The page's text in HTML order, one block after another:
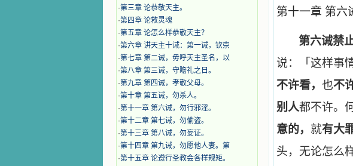
·第三章 论恭敬天主。
·第四章 论救灵魂
·第五章 论怎么样恭敬天主？
·第六章 讲天主十诫：第一诫，钦崇
·第七章 第二诫，毋呼天主圣名，以
·第八章 第三诫，守瞻礼之日。
·第九章 第四诫，孝敬父母。
·第十章 第五诫，勿杀人。
·第十一章 第六诫，勿行邪淫。
·第十二章 第七诫，勿偷盗。
·第十三章 第八诫，勿妄证。
·第十四章 第九诫，勿愿他人妻。第
·第十五章 论遵行圣教会各样规矩。
第十一章 第六
第六诫禁
说：「这样事
不许看， 也不
别人都不许。
意的， 就有大
头，无论怎么